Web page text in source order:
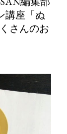
講座「ぬ
さんのお